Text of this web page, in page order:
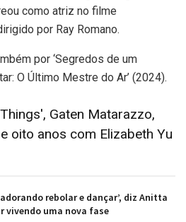
como atriz no filme
por Ray Romano.
por ‘Segredos de um
O Último Mestre do Ar’ (2024).
Gaten Matarazzo,
oito anos com Elizabeth Yu
rebolar e dançar’, diz Anitta
vivendo uma nova fase